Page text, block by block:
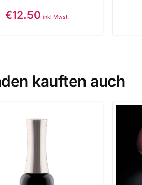
€12.50 inkl Mwst.
kauften auch